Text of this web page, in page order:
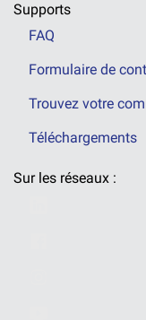
Supports
FAQ
Formulaire de
Trouvez votre
Téléchargements
Sur les réseaux :